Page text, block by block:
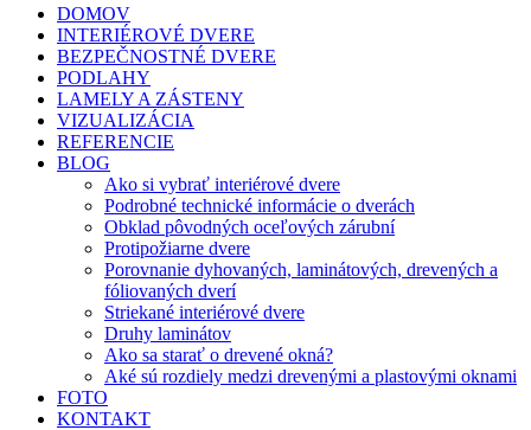
DOMOV
INTERIÉROVÉ DVERE
BEZPEČNOSTNÉ DVERE
PODLAHY
LAMELY A ZÁSTENY
VIZUALIZÁCIA
REFERENCIE
BLOG
Ako si vybrať interiérové dvere
Podrobné technické informácie o dverách
Obklad pôvodných oceľových zárubní
Protipožiarne dvere
Porovnanie dyhovaných, laminátových, drevených a
fóliovaných dverí
Striekané interiérové dvere
Druhy laminátov
Ako sa starať o drevené okná?
Aké sú rozdiely medzi drevenými a plastovými oknami
FOTO
KONTAKT